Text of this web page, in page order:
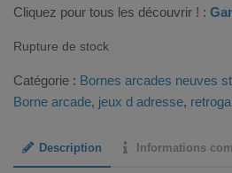
Cliquez pour tous les découvrir ! :
Rupture de stock
Catégorie : Bornes arcades neuves
Borne arcade, jeux d adresse,
Description Informations